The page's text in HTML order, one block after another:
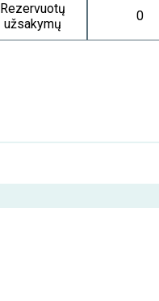
Rezervuotų
užsakymų
0